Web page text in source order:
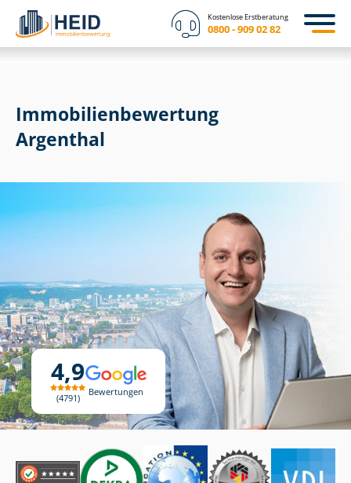
Kostenlose Erstberatung
0800 - 909 02 82
4,9
4791
Bewertungen
Immobilien­bewertung
Argenthal